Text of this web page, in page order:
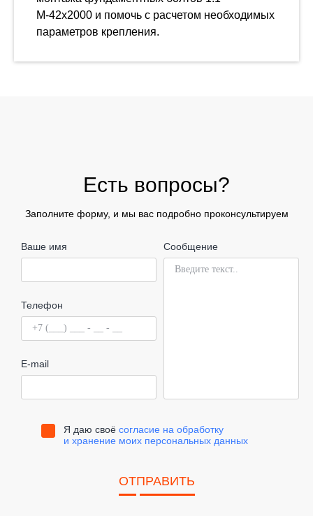
М-42х2000 и помочь с расчетом необходимых
параметров крепления.
Есть вопросы?
Заполните форму, и мы вас подробно проконсультируем
Ваше имя
Телефон
E-mail
Сообщение
Я даю своё согласие на обработку
и хранение моих персональных данных
ОТПРАВИТЬ